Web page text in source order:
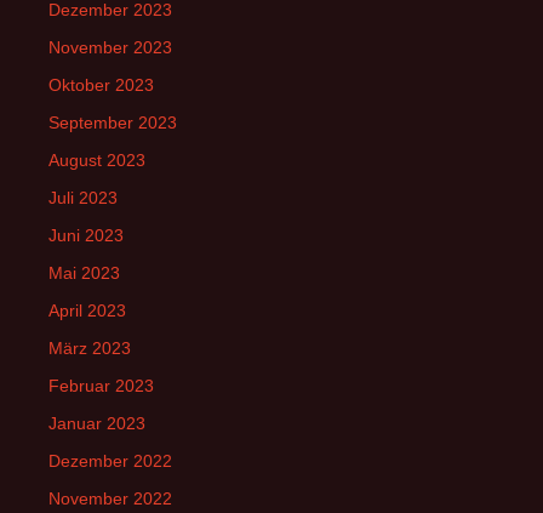
Dezember 2023
November 2023
Oktober 2023
September 2023
August 2023
Juli 2023
Juni 2023
Mai 2023
April 2023
März 2023
Februar 2023
Januar 2023
Dezember 2022
November 2022